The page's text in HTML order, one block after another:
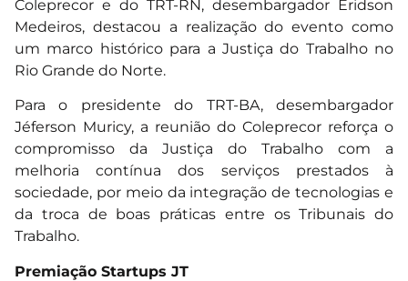
Coleprecor e do TRT-RN, desembargador Eridson
Medeiros, destacou a realização do evento como
um marco histórico para a Justiça do Trabalho no
Rio Grande do Norte.
Para o presidente do TRT-BA, desembargador
Jéferson Muricy, a reunião do Coleprecor reforça o
compromisso da Justiça do Trabalho com a
melhoria contínua dos serviços prestados à
sociedade, por meio da integração de tecnologias e
da troca de boas práticas entre os Tribunais do
Trabalho.
Premiação Startups JT